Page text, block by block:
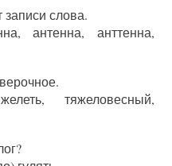
слова.
антенна, анттенна,
тяжеловесный,